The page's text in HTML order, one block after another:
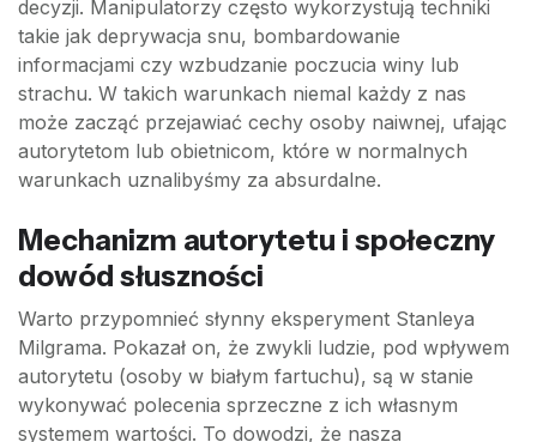
decyzji. Manipulatorzy często wykorzystują techniki
takie jak deprywacja snu, bombardowanie
informacjami czy wzbudzanie poczucia winy lub
strachu. W takich warunkach niemal każdy z nas
może zacząć przejawiać cechy osoby naiwnej, ufając
autorytetom lub obietnicom, które w normalnych
warunkach uznalibyśmy za absurdalne.
Mechanizm autorytetu i społeczny
dowód słuszności
Warto przypomnieć słynny eksperyment Stanleya
Milgrama. Pokazał on, że zwykli ludzie, pod wpływem
autorytetu (osoby w białym fartuchu), są w stanie
wykonywać polecenia sprzeczne z ich własnym
systemem wartości. To dowodzi, że nasza